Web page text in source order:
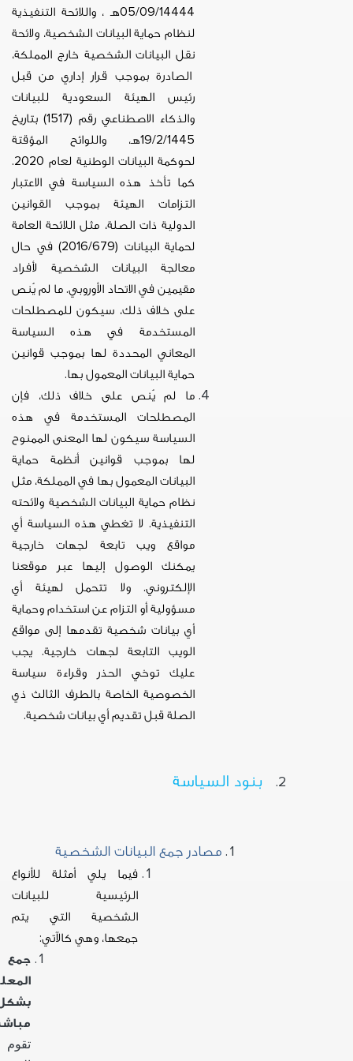
14444
/09/
05هـ ، واللائحة التنفيذية
لنظام حماية البيانات الشخصية، ولائحة
نقل البيانات الشخصية خارج المملكة،
الصادرة بموجب قرار إداري من قبل
رئيس الهيئة السعودية للبيانات
والذكاء الاصطناعي رقم (1517) بتاريخ
1445
/2/
19هـ، واللوائح المؤقتة
لحوكمة البيانات الوطنية لعام 2020.
كما تأخذ هذه السياسة في الاعتبار
التزامات الهيئة بموجب القوانين
الدولية ذات الصلة، مثل اللائحة العامة
لحماية البيانات (2016/679) في حال
معالجة البيانات الشخصية لأفراد
مقيمين في الاتحاد الأوروبي. ما لم يُنص
على خلاف ذلك، سيكون للمصطلحات
المستخدمة في هذه السياسة
المعاني المحددة لها بموجب قوانين
حماية البيانات المعمول بها.
ما لم يُنص على خلاف ذلك، فإن
المصطلحات المستخدمة في هذه
السياسة سيكون لها المعنى الممنوح
لها بموجب قوانين أنظمة حماية
البيانات المعمول بها في المملكة، مثل
نظام حماية البيانات الشخصية ولائحته
التنفيذية. لا تغطي هذه السياسة أي
مواقع ويب تابعة لجهات خارجية
يمكنك الوصول إليها عبر موقعنا
الإلكتروني. ولا تتحمل لهيئة أي
مسؤولية أو التزام عن استخدام وحماية
أي بيانات شخصية تقدمها إلى مواقع
الويب التابعة لجهات خارجية. يجب
عليك توخي الحذر وقراءة سياسة
الخصوصية الخاصة بالطرف الثالث ذي
الصلة قبل تقديم أي بيانات شخصية.
بنود السياسة
مصادر جمع البيانات الشخصية
فيما يلي أمثلة للأنواع
الرئيسية للبيانات
الشخصية التي يتم
جمعها، وهي كالآتي:
جمع
تقوم